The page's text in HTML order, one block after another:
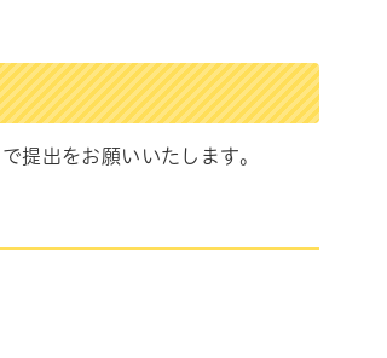
提出をお願いいたします。